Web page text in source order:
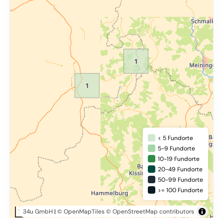
10 km
34u GmbH| © OpenMapTiles© OpenStreetMap contributors
< 5 Fundorte
5-9 Fundorte
10-19 Fundorte
20-49 Fundorte
50-99 Fundorte
>= 100 Fundorte